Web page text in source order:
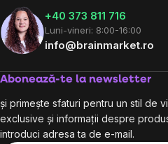
+40 373 811 716
Luni-vineri: 8:00-16:00
info@brainmarket.ro
Abonează-te la newsletter
și primește sfaturi pentru un stil de
exclusive și informații despre
introduci adresa ta de e-mail.